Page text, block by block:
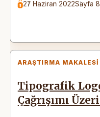
27 Haziran 2022Sayfa
ARAŞTIRMA MAKALESI
Tipografik
Çağrışımı